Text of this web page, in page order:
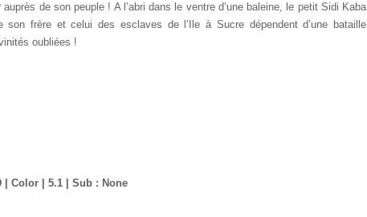
de son peuple ! A l’abri dans le ventre d’une baleine, le petit Sidi Kaba
frère et celui des esclaves de l’Ile à Sucre dépendent d’une bataille
oubliées !
| Color | 5.1 | Sub : None